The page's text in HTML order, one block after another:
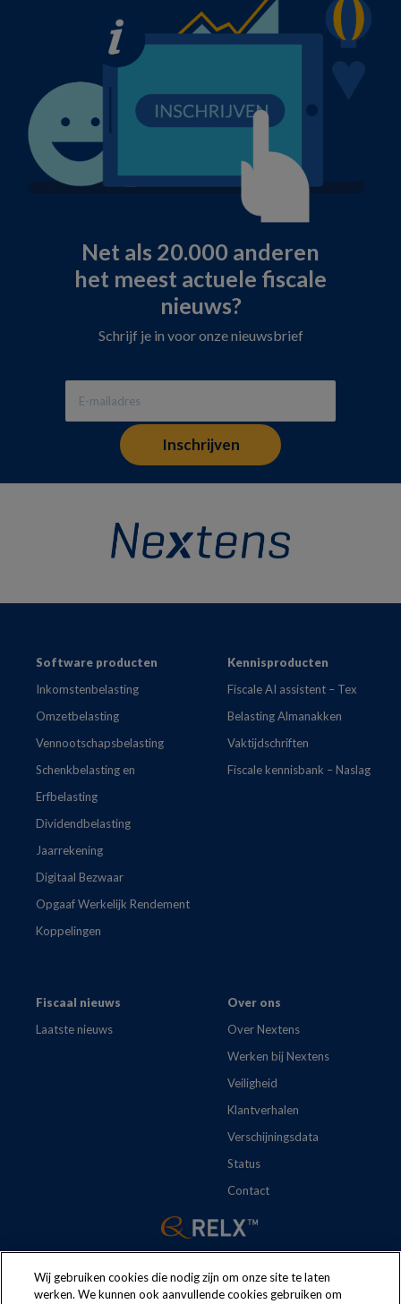
Net als 20.000 anderen
het meest actuele fiscale
nieuws?
Schrijf je in voor onze nieuwsbrief
FooterSoftware producten
Inkomstenbelasting
Omzetbelasting
Vennootschapsbelasting
Schenkbelasting en
Erfbelasting
Dividendbelasting
Jaarrekening
Digitaal Bezwaar
Opgaaf Werkelijk Rendement
Koppelingen
Kennisproducten
Fiscale AI assistent – Tex
Belasting Almanakken
Vaktijdschriften
Fiscale kennisbank – Naslag
Fiscaal nieuws
Laatste nieuws
Over ons
Over Nextens
Werken bij Nextens
Veiligheid
Klantverhalen
Verschijningsdata
Status
Contact
Wij gebruiken cookies die nodig zijn om onze site te laten
werken. We kunnen ook aanvullende cookies gebruiken om